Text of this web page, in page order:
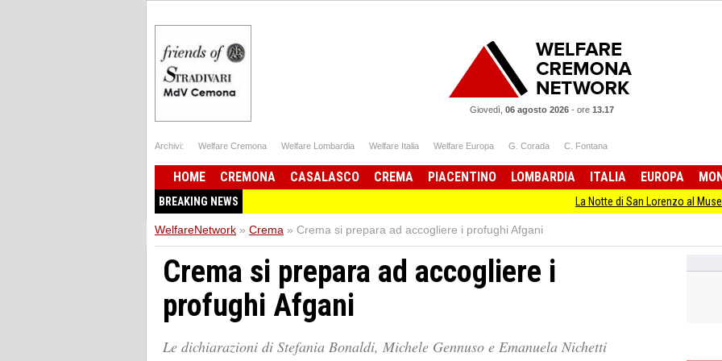
Giovedì, 06 agosto 2026- ore 13.17
Archivi: Welfare Cremona Welfare Lombardia Welfare Italia Welfare Europa G. Corada C. Fontana
HOME CREMONA CASALASCO CREMA PIACENTINO LOMBARDIA ITALIA EUROPA
BREAKING NEWS La Notte di San Lorenzo al Museo
WelfareNetwork » Crema » Crema si prepara ad accogliere i profughi Afgani
Crema si prepara ad accogliere i
profughi Afgani
Le dichiarazioni di Stefania Bonaldi, Michele Gennuso e Emanuela Nichetti